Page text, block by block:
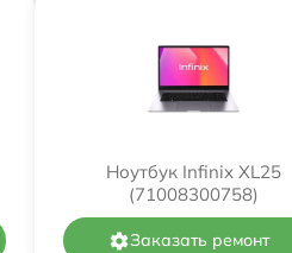
Ноутбук Infinix XL25
(71008300758)
Заказать ремонт